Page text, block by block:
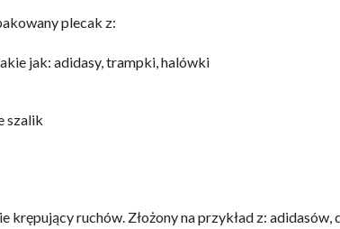
plecak z:
jak: adidasy, trampki, halówki
szalik
krępujący ruchów. Złożony na przykład z: adidasów,